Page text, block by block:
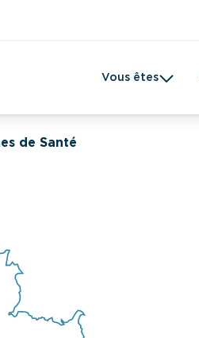
Vous êtes
de Santé